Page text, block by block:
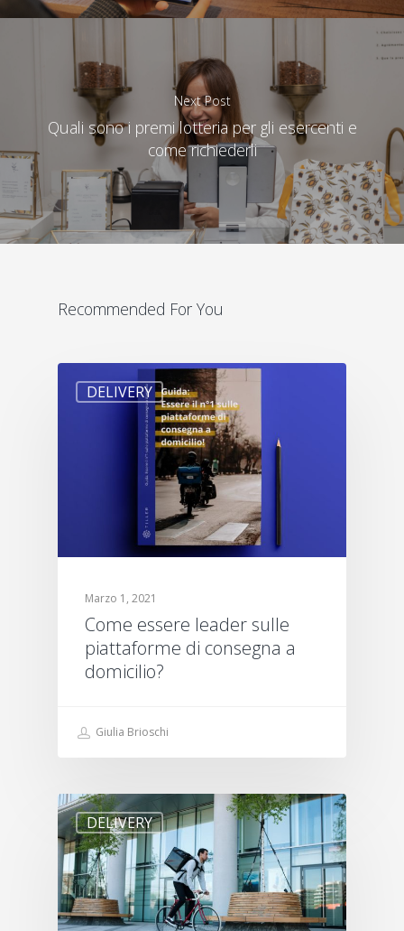
Next Post
Quali sono i premi lotteria per gli esercenti e
come richiederli
Recommended For You
DELIVERY
Marzo 1, 2021
Come essere leader sulle
piattaforme di consegna a
domicilio?
Giulia Brioschi
DELIVERY